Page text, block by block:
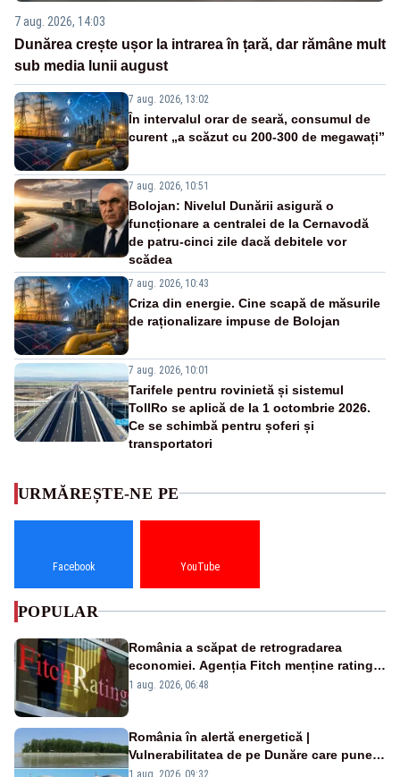
7 aug. 2026, 14:03
Dunărea crește ușor la intrarea în țară, dar rămâne mult
sub media lunii august
7 aug. 2026, 13:02
În intervalul orar de seară, consumul de
curent „a scăzut cu 200-300 de megawați”
7 aug. 2026, 10:51
Bolojan: Nivelul Dunării asigură o
funcționare a centralei de la Cernavodă
de patru-cinci zile dacă debitele vor
scădea
7 aug. 2026, 10:43
Criza din energie. Cine scapă de măsurile
de raționalizare impuse de Bolojan
7 aug. 2026, 10:01
Tarifele pentru rovinietă și sistemul
TollRo se aplică de la 1 octombrie 2026.
Ce se schimbă pentru șoferi și
transportatori
URMĂREȘTE-NE PE
Facebook YouTube
POPULAR
România a scăpat de retrogradarea
economiei. Agenția Fitch menține ratingul
„BBB-” cu perspectivă negativă
1 aug. 2026, 06:48
România în alertă energetică |
Vulnerabilitatea de pe Dunăre care pune
în pericol Centrala Cernavodă era
1 aug. 2026, 09:32